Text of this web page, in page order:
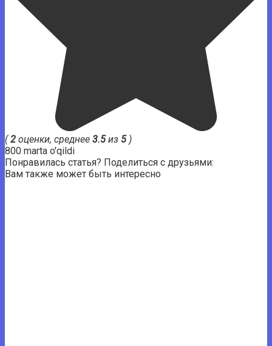
(2 оценки, среднее 3.5из 5)
800 marta o'qildi
Понравилась статья? Поделиться с друзьями:
Вам также может быть интересно